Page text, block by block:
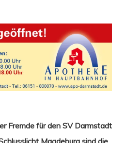
Fremde für den SV Darmstadt
Magdeburg sind die